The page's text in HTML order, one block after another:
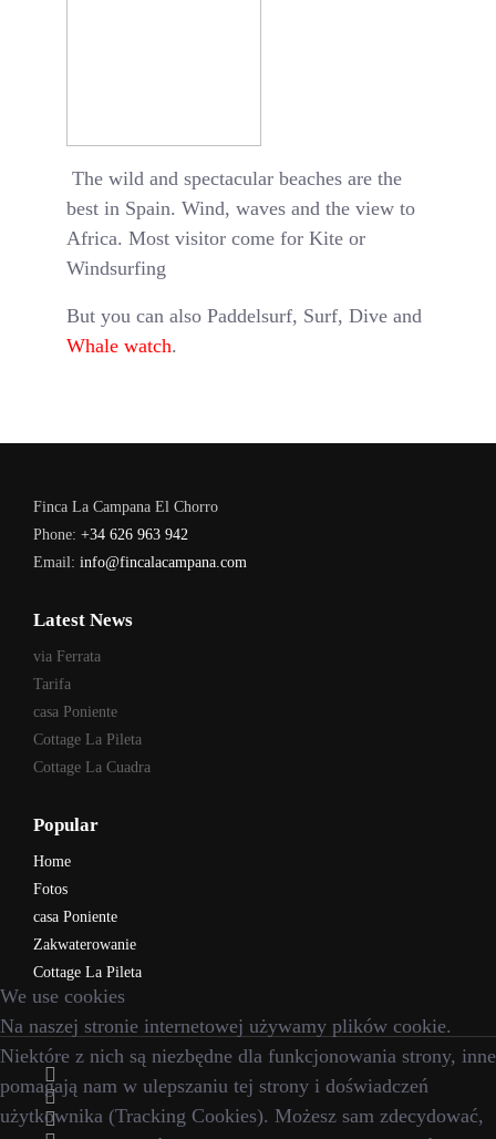
The wild and spectacular beaches are the
best in Spain. Wind, waves and the view to
Africa. Most visitor come for Kite or
Windsurfing
But you can also Paddelsurf, Surf, Dive and
Whale watch.
Finca La Campana El Chorro
Phone: +34 626 963 942
Email: info@fincalacampana.com
Latest News
via Ferrata
Tarifa
casa Poniente
Cottage La Pileta
Cottage La Cuadra
Popular
Home
Fotos
casa Poniente
Zakwaterowanie
Cottage La Pileta
We use cookies
Na naszej stronie internetowej używamy plików cookie.
Niektóre z nich są niezbędne dla funkcjonowania strony, inne
pomagają nam w ulepszaniu tej strony i doświadczeń
użytkownika (Tracking Cookies). Możesz sam zdecydować,